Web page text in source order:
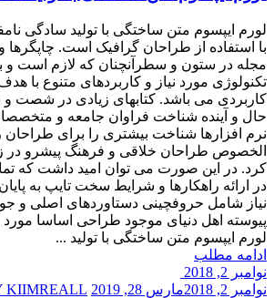
لورم ایپسوم متن ساختگی با تولید سادگی
با استفاده از طراحان گرافیک است. چاپگرها
مجله در ستون و سطرآنچنان که لازم است و
تکنولوژی مورد نیاز و کاربردهای متنوع با هدف
کاربردی می باشد. کتابهای زیادی در شصت
حال و آینده شناخت فراوان جامعه و
نرم افزارها شناخت بیشتری را برای طراحان
الخصوص طراحان خلاقی و فرهنگ پیشرو در
کرد. در این صورت می توان امید داشت که
در ارائه راهکارها و شرایط سخت تایپ به
نیاز شامل حروفچینی دستاوردهای اصلی و
پیوسته اهل دنیای موجود طراحی اساسا مورد
لورم ایپسوم متن ساختگی با تولید ...
ادامه مطلب
نوامبر 2, 2018
نوامبر 2, 2018
مارس 28, 2019 KIIMREALL.